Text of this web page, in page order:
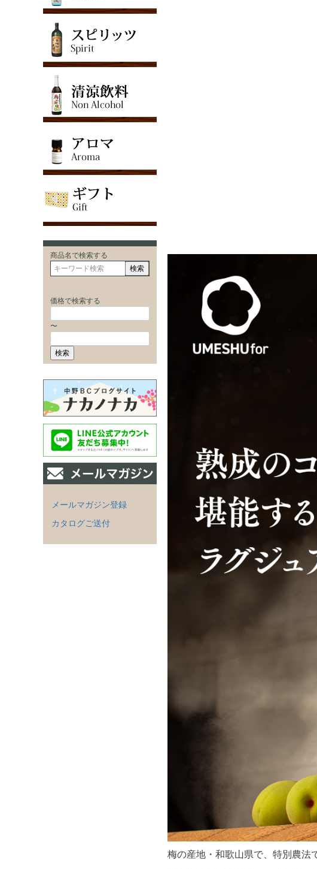
商品名で検索する
検索
価格で検索する
〜
検索
メールマガジン登録
カタログご送付
梅の産地・和歌山県で、特別農法